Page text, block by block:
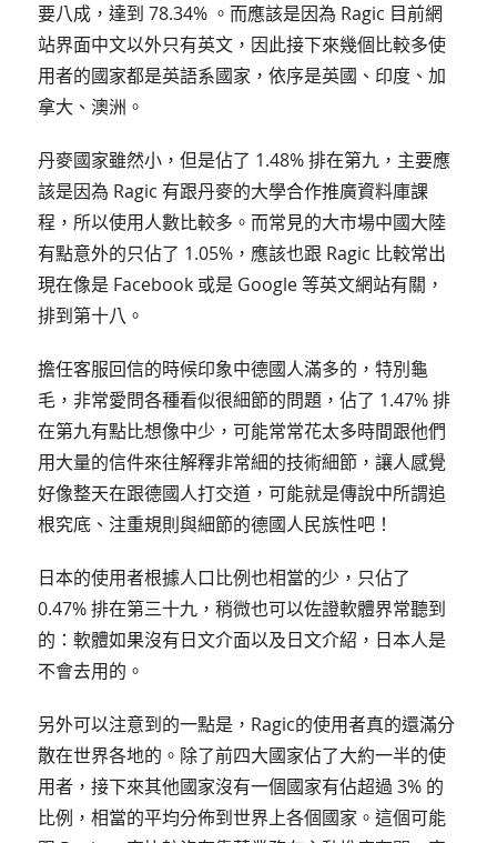
要八成，達到 78.34% 。而應該是因為 Ragic 目前網
站界面中文以外只有英文，因此接下來幾個比較多使
用者的國家都是英語系國家，依序是英國、印度、加
拿大、澳洲。
丹麥國家雖然小，但是佔了 1.48% 排在第九，主要應
該是因為 Ragic 有跟丹麥的大學合作推廣資料庫課
程，所以使用人數比較多。而常見的大市場中國大陸
有點意外的只佔了 1.05%，應該也跟 Ragic 比較常出
現在像是 Facebook 或是 Google 等英文網站有關，
排到第十八。
擔任客服回信的時候印象中德國人滿多的，特別龜
毛，非常愛問各種看似很細節的問題，佔了 1.47% 排
在第九有點比想像中少，可能常常花太多時間跟他們
用大量的信件來往解釋非常細的技術細節，讓人感覺
好像整天在跟德國人打交道，可能就是傳說中所謂追
根究底、注重規則與細節的德國人民族性吧！
日本的使用者根據人口比例也相當的少，只佔了
0.47% 排在第三十九，稍微也可以佐證軟體界常聽到
的：軟體如果沒有日文介面以及日文介紹，日本人是
不會去用的。
另外可以注意到的一點是，Ragic的使用者真的還滿分
散在世界各地的。除了前四大國家佔了大約一半的使
用者，接下來其他國家沒有一個國家有佔超過 3% 的
比例，相當的平均分佈到世界上各個國家。這個可能